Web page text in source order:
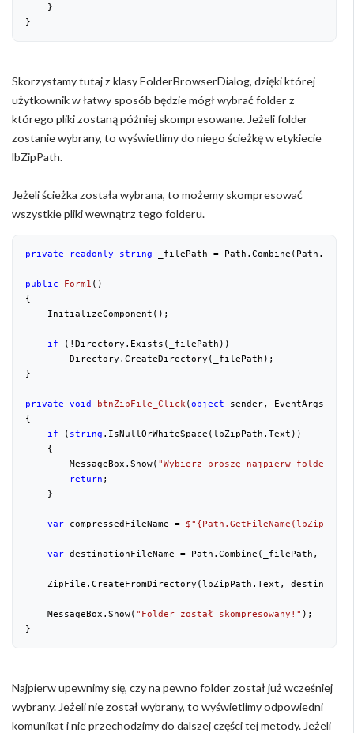
    }
}
Skorzystamy tutaj z klasy FolderBrowserDialog, dzięki której
użytkownik w łatwy sposób będzie mógł wybrać folder z
którego pliki zostaną później skompresowane. Jeżeli folder
zostanie wybrany, to wyświetlimy do niego ścieżkę w etykiecie
lbZipPath.
Jeżeli ścieżka została wybrana, to możemy skompresować
wszystkie pliki wewnątrz tego folderu.
private readonly string _filePath =
public Form1 (
{
    InitializeComponent();
if (!Directory.Exists(_filePath))
        Directory.CreateDirectory(_filePath);
}
private void btnZipFile_Click(object sender, EventArgs e
{
if ( string .IsNullOrWhiteSpace(lbZipPath.Text))
    {
        MessageBox.Show(
"Wybierz proszę najpierw folder,
return ;
    }
var compressedFileName = $"
var destinationFileName = Path.Combine(_filePath,
ZipFile.CreateFromDirectory(lbZipPath.Text,
    MessageBox.Show(
"Folder został skompresowany!" );
}
Najpierw upewnimy się, czy na pewno folder został już wcześniej
wybrany. Jeżeli nie został wybrany, to wyświetlimy odpowiedni
komunikat i nie przechodzimy do dalszej części tej metody. Jeżeli